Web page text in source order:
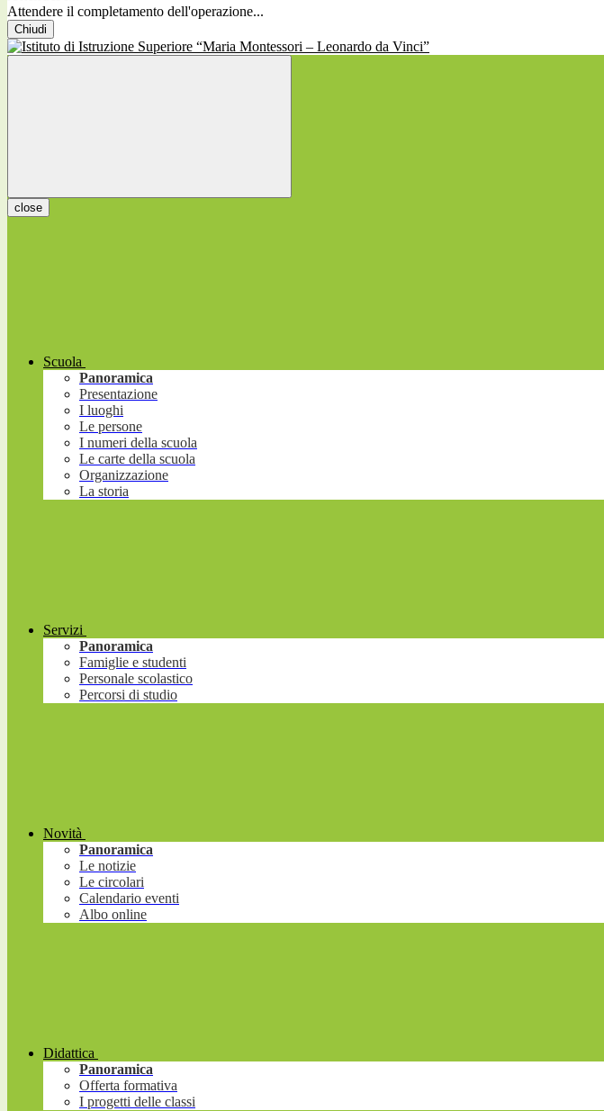
Attendere il completamento dell'operazione...
Chiudi
close
Scuola
Panoramica
Presentazione
I luoghi
Le persone
I numeri della scuola
Le carte della scuola
Organizzazione
La storia
Servizi
Panoramica
Famiglie e studenti
Personale scolastico
Percorsi di studio
Novità
Panoramica
Le notizie
Le circolari
Calendario eventi
Albo online
Didattica
Panoramica
Offerta formativa
I progetti delle classi